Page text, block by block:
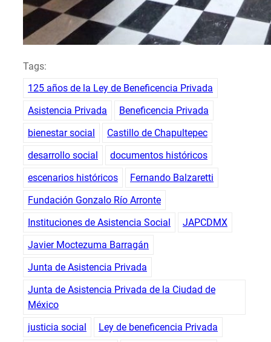
Tags:
125 años de la Ley de Beneficencia Privada
Asistencia Privada
Beneficencia Privada
bienestar social
Castillo de Chapultepec
desarrollo social
documentos históricos
escenarios históricos
Fernando Balzaretti
Fundación Gonzalo Río Arronte
Instituciones de Asistencia Social
JAPCDMX
Javier Moctezuma Barragán
Junta de Asistencia Privada
Junta de Asistencia Privada de la Ciudad de
México
justicia social
Ley de beneficencia Privada